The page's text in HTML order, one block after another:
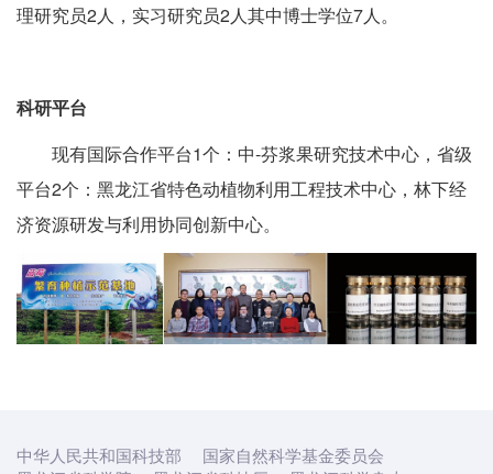
理研究员2人，实习研究员2人其中博士学位7人。
科研平台
现有国际合作平台1个：中-芬浆果研究技术中心，省级
平台2个：黑龙江省特色动植物利用工程技术中心，林下经
济资源研发与利用协同创新中心。
中华人民共和国科技部
国家自然科学基金委员会